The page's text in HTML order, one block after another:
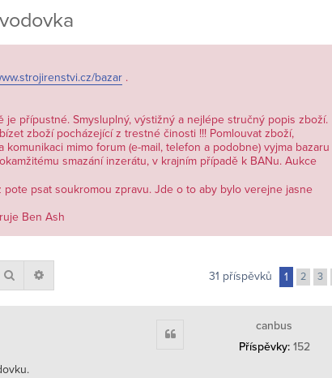
bazar .
přípustné. Smysluplný, výstižný a nejlépe stručný popis zboží.
zboží pocházející z trestné činosti !!! Pomlouvat zboží,
mimo forum (e-mail, telefon a podobne) vyjma bazaru
smazání inzerátu, v krajním případě k BANu. Aukce
psat soukromou zpravu. Jde o to aby bylo verejne jasne
Ben Ash
Hledat 31 příspěvků 1 2 3
canbus
Příspěvky: 152